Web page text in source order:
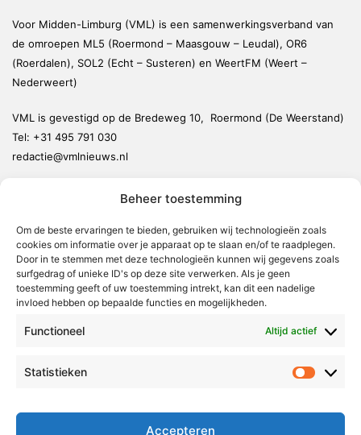
Beheer toestemming
Om de beste ervaringen te bieden, gebruiken wij technologieën zoals
cookies om informatie over je apparaat op te slaan en/of te raadplegen.
Door in te stemmen met deze technologieën kunnen wij gegevens zoals
surfgedrag of unieke ID's op deze site verwerken. Als je geen
toestemming geeft of uw toestemming intrekt, kan dit een nadelige
invloed hebben op bepaalde functies en mogelijkheden.
Functioneel Altijd actief
Statistieken
Accepteren
Voor Midden-Limburg (VML) is een samenwerkingsverband van
de omroepen ML5 (Roermond – Maasgouw – Leudal), OR6
(Roerdalen), SOL2 (Echt – Susteren) en WeertFM (Weert –
Nederweert)
VML is gevestigd op de Bredeweg 10, Roermond (De Weerstand)
Tel: +31 495 791 030
redactie@vmlnieuws.nl
Leudal
Maasgouw
Echt-Susteren
Radio & TV